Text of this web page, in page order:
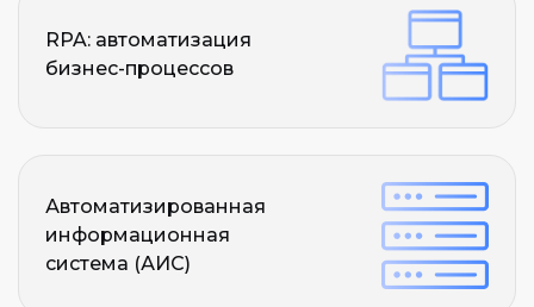
RPA: автоматизация
бизнес-процессов
Автоматизированная
информационная
система (АИС)